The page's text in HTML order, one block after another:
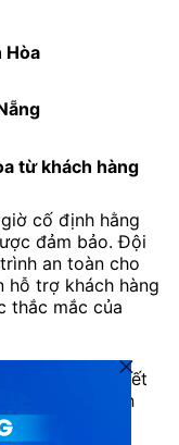
Hòa
từ khách hàng
cố định hằng
đảm bảo. Đội
an toàn cho
hỗ trợ khách hàng
thắc mắc của
nên thường hết
cao điểm. Bạn
đặt vé trực